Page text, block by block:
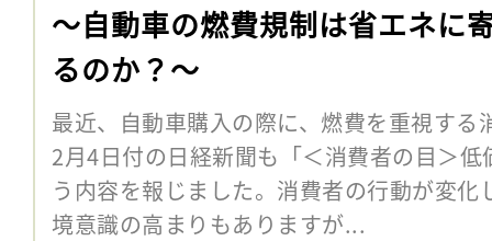
〜自動車の燃費規制は省エネに
るのか？〜
最近、自動車購入の際に、燃費を重視する
2月4日付の日経新聞も「＜消費者の目＞
う内容を報じました。消費者の行動が変化
境意識の高まりもありますが...